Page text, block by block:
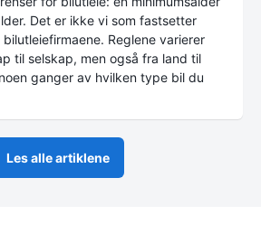
Det er ikke vi som fastsetter
Reglene varierer
til selskap, men også fra land til
ganger av hvilken type bil du
Les alle artiklene